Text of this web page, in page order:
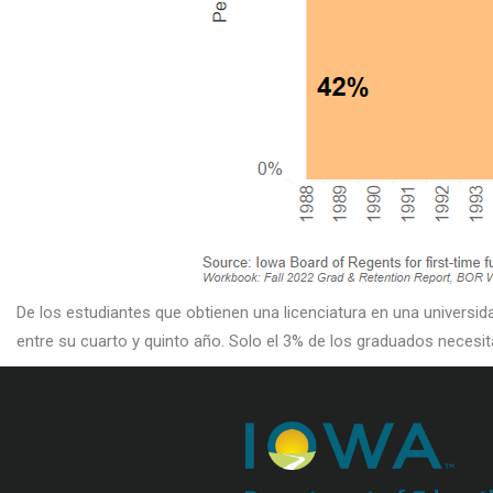
De los estudiantes que obtienen una licenciatura en una
entre su cuarto y quinto año. Solo el 3% de los graduados